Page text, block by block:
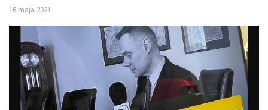
16 maja 2021